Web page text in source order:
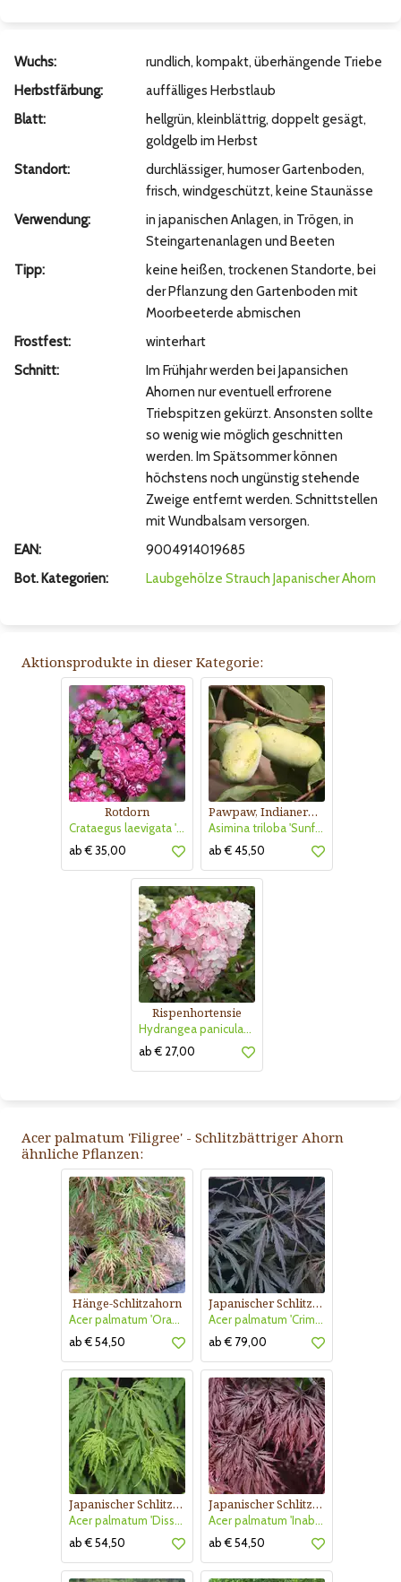
Wuchs:
rundlich, kompakt, überhängende Triebe
Herbstfärbung:
auffälliges Herbstlaub
Blatt:
hellgrün, kleinblättrig, doppelt gesägt,
goldgelb im Herbst
Standort:
durchlässiger, humoser Gartenboden,
frisch, windgeschützt, keine Staunässe
Verwendung:
in japanischen Anlagen, in Trögen, in
Steingartenanlagen und Beeten
Tipp:
keine heißen, trockenen Standorte, bei
der Pflanzung den Gartenboden mit
Moorbeeterde abmischen
Frostfest:
winterhart
Schnitt:
Im Frühjahr werden bei Japansichen
Ahornen nur eventuell erfrorene
Triebspitzen gekürzt. Ansonsten sollte
so wenig wie möglich geschnitten
werden. Im Spätsommer können
höchstens noch ungünstig stehende
Zweige entfernt werden. Schnittstellen
mit Wundbalsam versorgen.
EAN:
9004914019685
Bot. Kategorien:
Laubgehölze Strauch Japanischer Ahorn
Aktionsprodukte in dieser Kategorie:
Rotdorn
Crataegus laevigata 'Pauls Scarlet'
ab € 35,00
Pawpaw, Indianerbanane
Asimina triloba 'Sunflower'
ab € 45,50
Rispenhortensie
Hydrangea paniculata 'Vanille Fraise'
ab € 27,00
Acer palmatum 'Filigree' - Schlitzbättriger Ahorn
ähnliche Pflanzen:
Hänge-Schlitzahorn
Acer palmatum 'Orangeola'
ab € 54,50
Japanischer Schlitzahorn
Acer palmatum 'Crimson Princess'
ab € 79,00
Japanischer Schlitzahorn
Acer palmatum 'Dissectum'
ab € 54,50
Japanischer Schlitzahorn
Acer palmatum 'Inaba-shidare'
ab € 54,50